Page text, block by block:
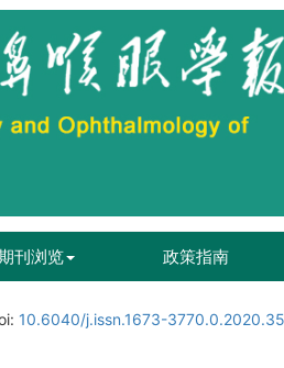
刊浏览 政策指南
10.6040/j.issn.1673-